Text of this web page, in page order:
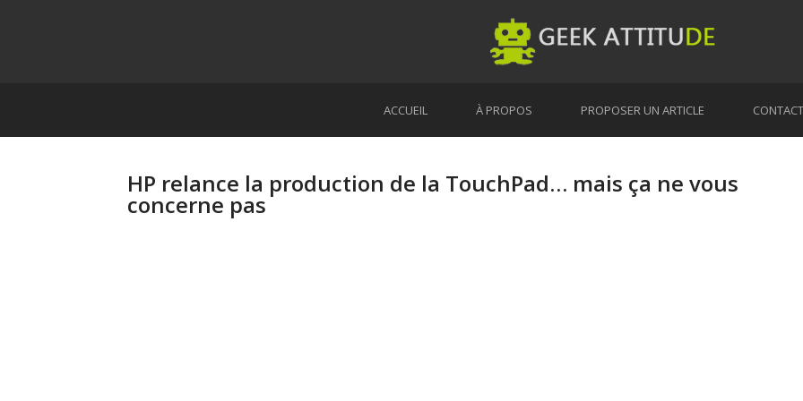
ACCUEIL À PROPOS PROPOSER UN ARTICLE CONTACT
HP relance la production de la TouchPad… mais ça ne vous
concerne pas